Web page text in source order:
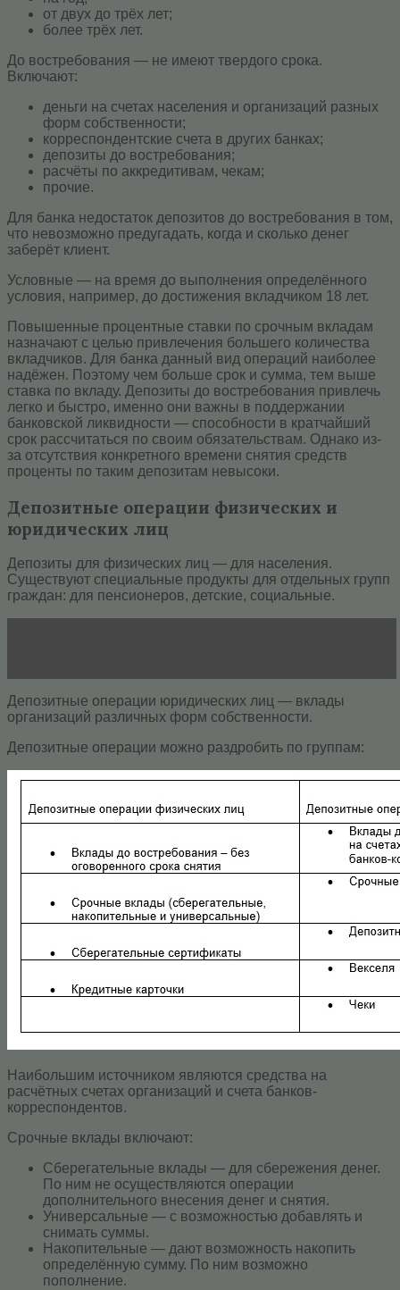
от двух до трёх лет;
более трёх лет.
До востребования — не имеют твердого срока.
Включают:
деньги на счетах населения и организаций разных
форм собственности;
корреспондентские счета в других банках;
депозиты до востребования;
расчёты по аккредитивам, чекам;
прочие.
Для банка недостаток депозитов до востребования в том,
что невозможно предугадать, когда и сколько денег
заберёт клиент.
Условные — на время до выполнения определённого
условия, например, до достижения вкладчиком 18 лет.
Повышенные процентные ставки по срочным вкладам
назначают с целью привлечения большего количества
вкладчиков. Для банка данный вид операций наиболее
надёжен. Поэтому чем больше срок и сумма, тем выше
ставка по вкладу. Депозиты до востребования привлечь
легко и быстро, именно они важны в поддержании
банковской ликвидности — способности в кратчайший
срок рассчитаться по своим обязательствам. Однако из-
за отсутствия конкретного времени снятия средств
проценты по таким депозитам невысоки.
Депозитные операции физических и
юридических лиц
Депозиты для физических лиц — для населения.
Существуют специальные продукты для отдельных групп
граждан: для пенсионеров, детские, социальные.
Депозитные операции юридических лиц — вклады
организаций различных форм собственности.
Депозитные операции можно раздробить по группам:
Наибольшим источником являются средства на
расчётных счетах организаций и счета банков-
корреспондентов.
Срочные вклады включают:
Сберегательные вклады — для сбережения денег.
По ним не осуществляются операции
дополнительного внесения денег и снятия.
Универсальные — с возможностью добавлять и
снимать суммы.
Накопительные — дают возможность накопить
определённую сумму. По ним возможно
пополнение.